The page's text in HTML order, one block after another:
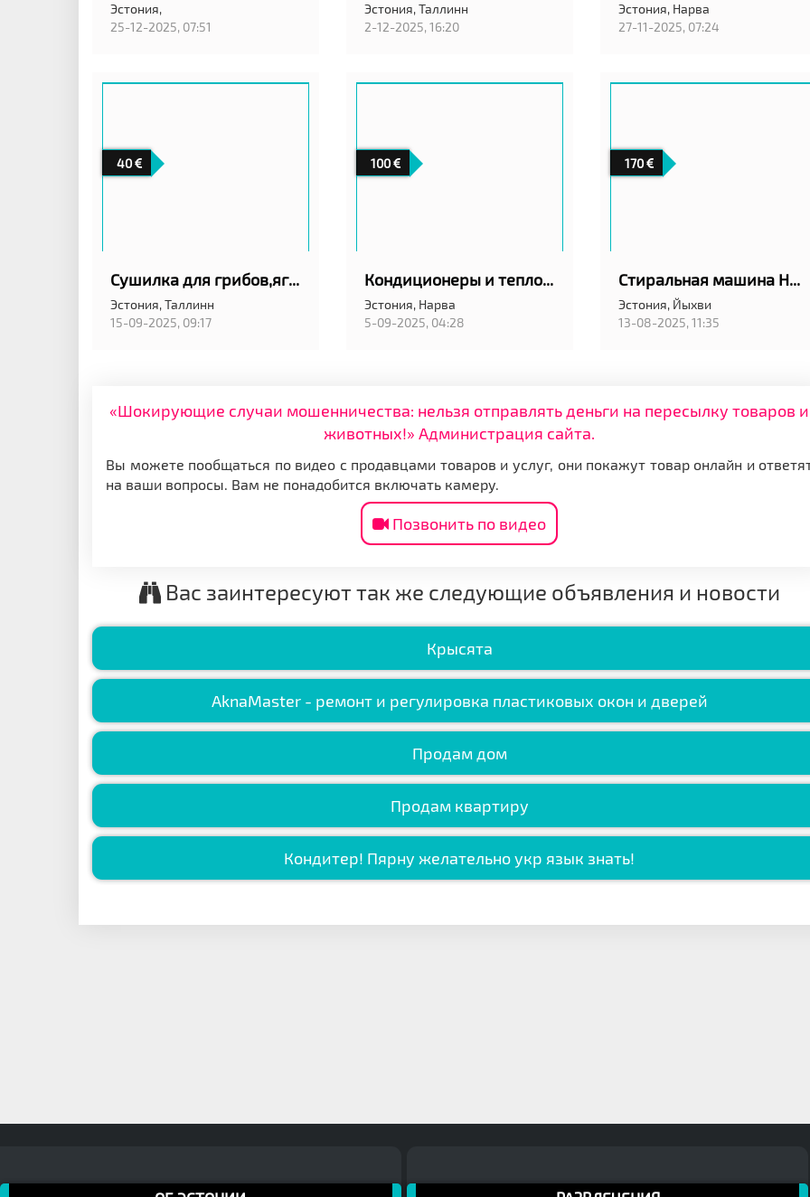
Эстония,
25-12-2025, 07:51
Эстония,Таллинн
2-12-2025, 16:20
Эстония, Нарва
27-11-2025, 07:24
40
Сушилка для грибов,ягод,овощей
Эстония,Таллинн
15-09-2025, 09:17
100
Кондиционеры и тепловые насосы.
Эстония, Нарва
5-09-2025, 04:28
170
Стиральная машина Hansa
Эстония, Йыхви
13-08-2025, 11:35
«Шокирующие случаи мошенничества: нельзя отправлять деньги на пересылку товаров и
животных!» Администрация сайта.
Вы можете пообщаться по видео с продавцами товаров и услуг, они покажут товар онлайн и
на ваши вопросы. Вам не понадобится включать камеру.
Позвонить по видео
Вас заинтересуют так же следующие объявления и новости
Крысята
AknaMaster - ремонт и регулировка пластиковых окон и дверей
Продам дом
Продам квартиру
Кондитер! Пярну желательно укр язык знать!